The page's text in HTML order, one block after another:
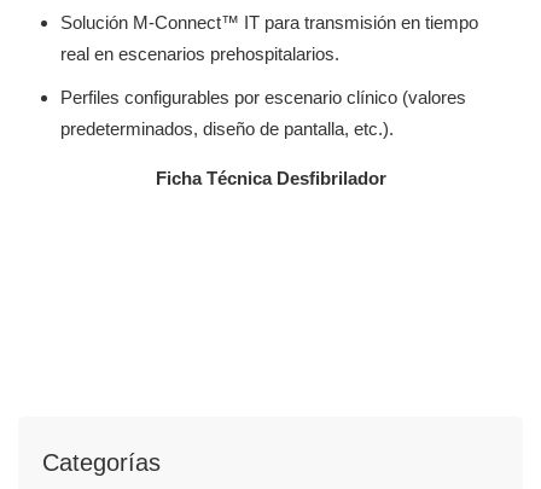
Categorías
Solución M-Connect™ IT para transmisión en tiempo
real en escenarios prehospitalarios.
Perfiles configurables por escenario clínico (valores
predeterminados, diseño de pantalla, etc.).
Ficha Técnica Desfibrilador